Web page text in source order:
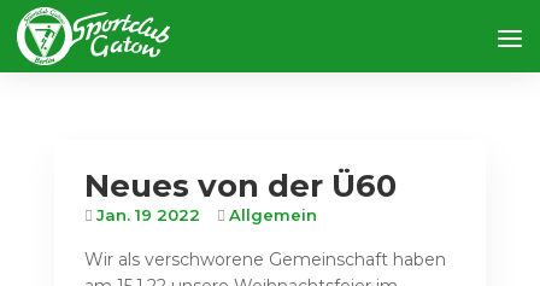
Neues von der Ü60
Jan. 19 2022 Allgemein
Wir als verschworene Gemeinschaft haben